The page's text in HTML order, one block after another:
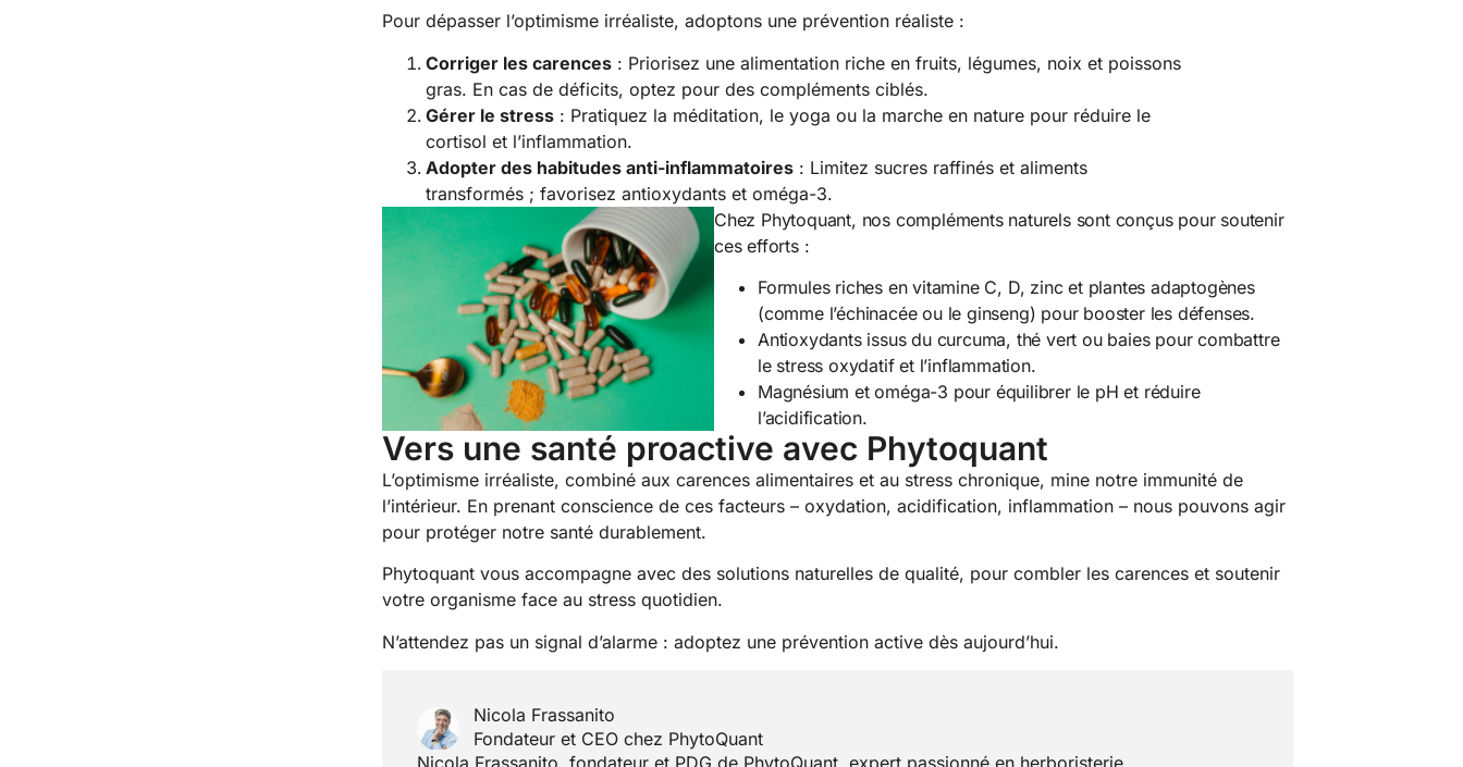
Pour dépasser l’optimisme irréaliste, adoptons une prévention réaliste :
Corriger les carences : Priorisez une alimentation riche en fruits, légumes, noix et poissons
gras. En cas de déficits, optez pour des compléments ciblés.
Gérer le stress : Pratiquez la méditation, le yoga ou la marche en nature pour réduire le
cortisol et l’inflammation.
Adopter des habitudes anti-inflammatoires : Limitez sucres raffinés et aliments
transformés ; favorisez antioxydants et oméga-3.
Chez Phytoquant, nos compléments naturels sont conçus pour soutenir
ces efforts :
Formules riches en vitamine C, D, zinc et plantes adaptogènes
(comme l’échinacée ou le ginseng) pour booster les défenses.
Antioxydants issus du curcuma, thé vert ou baies pour combattre
le stress oxydatif et l’inflammation.
Magnésium et oméga-3 pour équilibrer le pH et réduire
l’acidification.
Vers une santé proactive avec Phytoquant
L’optimisme irréaliste, combiné aux carences alimentaires et au stress chronique, mine notre immunité de
l’intérieur. En prenant conscience de ces facteurs – oxydation, acidification, inflammation – nous pouvons agir
pour protéger notre santé durablement.
Phytoquant vous accompagne avec des solutions naturelles de qualité, pour combler les carences et soutenir
votre organisme face au stress quotidien.
N’attendez pas un signal d’alarme : adoptez une prévention active dès aujourd’hui.
Nicola Frassanito
Fondateur et CEO chez PhytoQuant